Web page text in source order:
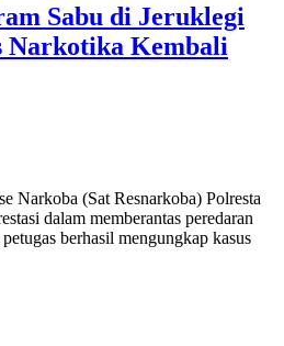
Sabu di Jeruklegi
Narkotika Kembali
Narkoba (Sat Resnarkoba) Polresta
dalam memberantas peredaran
berhasil mengungkap kasus